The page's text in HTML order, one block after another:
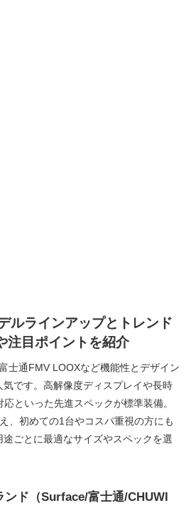
ルラインアップとトレンド
注目ポイントを紹介
士通FMV LOOXなど機能性とデザイン
です。高解像度ディスプレイや長時
といった先進スペックが標準装備。
、初めての1台やコスパ重視の方にも
ごとに最適なサイズやスペックを選
ド（Surface/富士通/CHUWI